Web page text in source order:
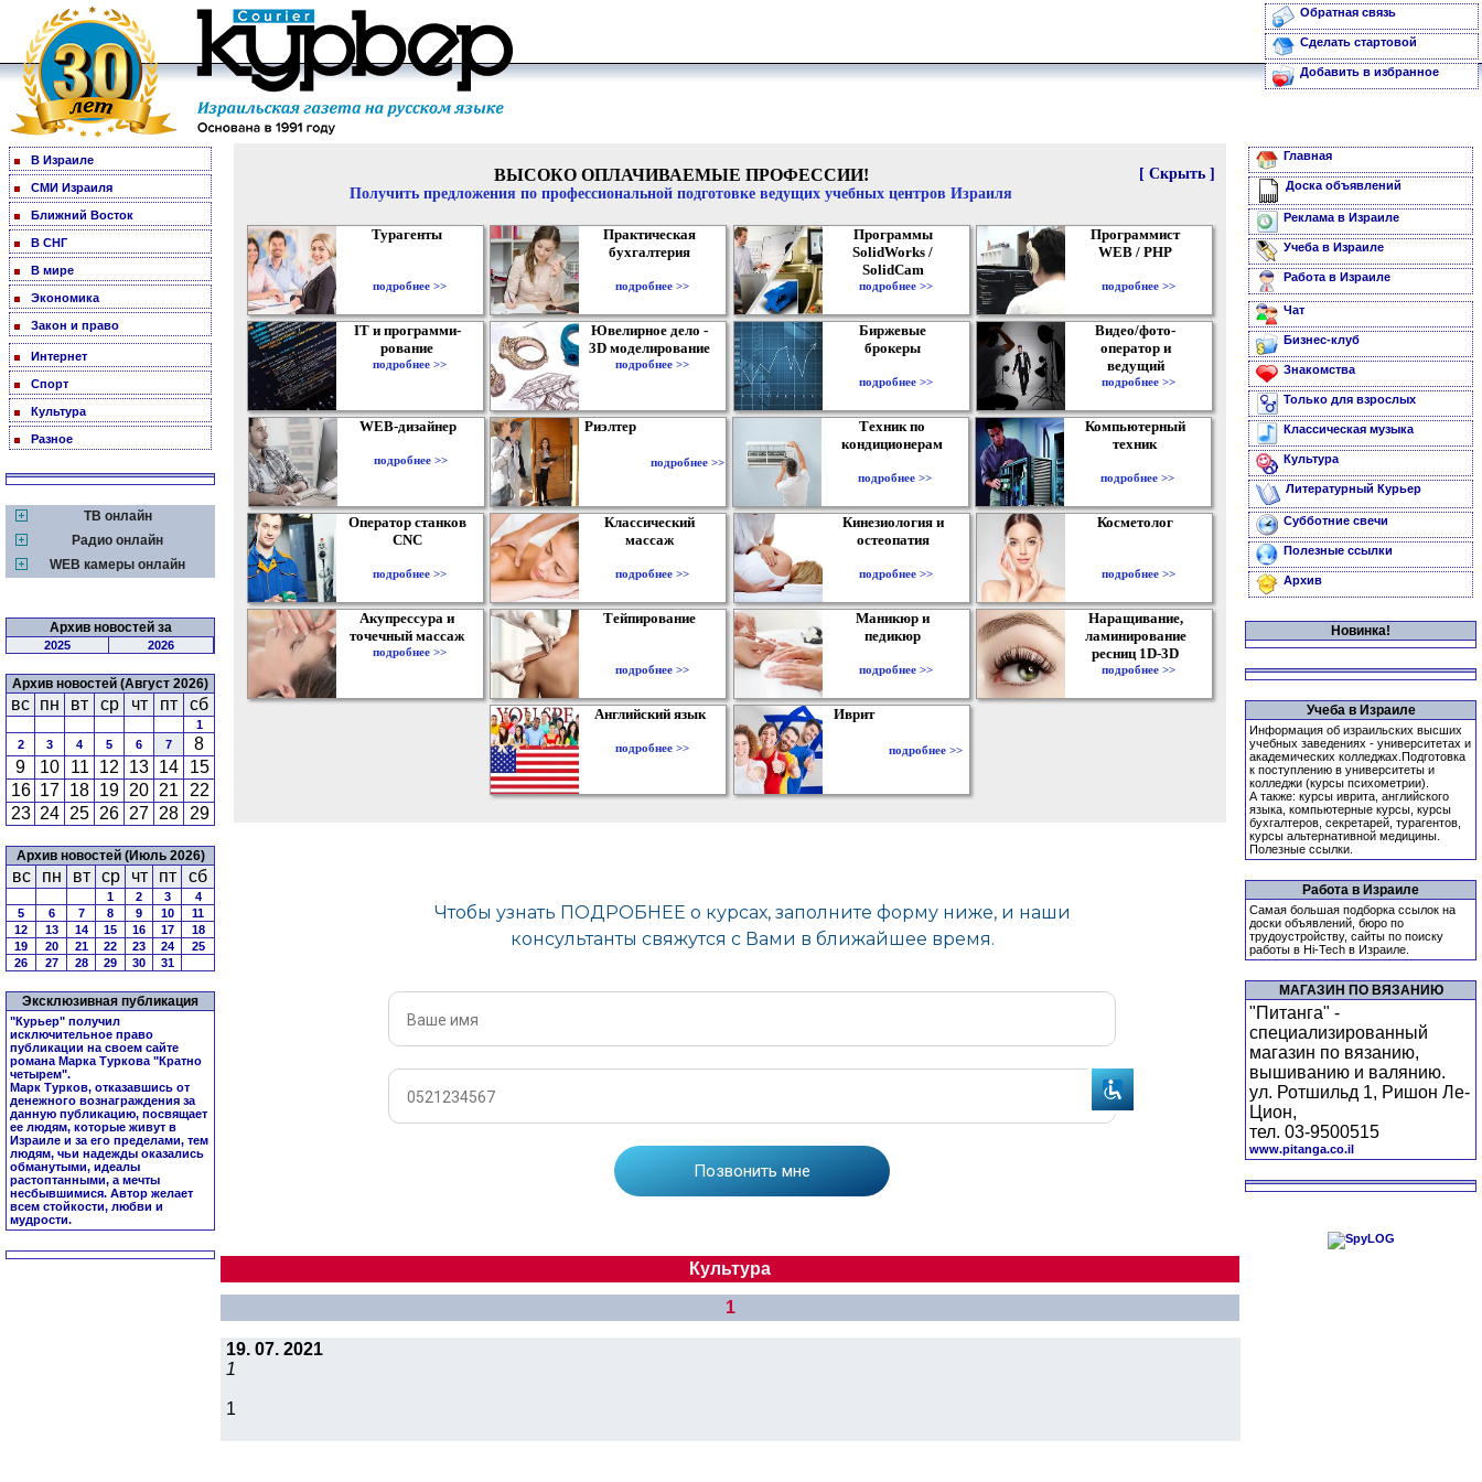
Обратная связь
Сделать стартовой
Добавить в избранное
В Израиле
СМИ Израиля
Ближний Восток
В СНГ
В мире
Экономика
Закон и право
Интернет
Спорт
Культура
Разное
ТВ онлайн
Радио онлайн
WEB камеры онлайн
Архив новостей за
2025 2026
Архив новостей (Август 2026)
вс пн вт ср чт пт сб
1
2
3 4 5 6 7
8
9
10 11 12 13 14
15
16 17 18 19 20 21
22
23 24 25 26 27 28 29
Архив новостей (Июль 2026)
вс пн вт ср чт пт сб
1 2 3
4
5
6 7 8 9 10
11
12
13 14 15 16 17
18
19
20 21 22 23 24
25
26
27 28 29 30 31
Эксклюзивная публикация
"Курьер" получил
исключительное право
публикации на своем сайте
романа Марка Туркова "Кратно
четырем".
Марк Турков, отказавшись от
денежного вознаграждения за
данную публикацию, посвящает
ее людям, которые живут в
Израиле и за его пределами, тем
людям, чьи надежды оказались
обманутыми, идеалы
растоптанными, а мечты
несбывшимися. Автор желает
всем стойкости, любви и
мудрости.
[ Скрыть ]
ВЫСОКО ОПЛАЧИВАЕМЫЕ ПРОФЕССИИ!
Получить предложения по профессиональной подготовке ведущих учебных центров Израиля
Турагенты
подробнее >>
Практическая
бухгалтерия
подробнее >>
Программы
SolidWorks /
SolidCam
подробнее >>
Программист
WEB / PHP
подробнее >>
IT и программи-
рование
подробнее >>
Ювелирное дело -
3D моделирование
подробнее >>
Биржевые
брокеры
подробнее >>
Видео/фото-
оператор и
ведущий
подробнее >>
WEB-дизайнер
подробнее >>
Риэлтер
подробнее >>
Техник по
кондиционерам
подробнее >>
Компьютерный
техник
подробнее >>
Оператор станков
CNC
подробнее >>
Классический
массаж
подробнее >>
Кинезиология и
остеопатия
подробнее >>
Косметолог
подробнее >>
Акупрессура и
точечный массаж
подробнее >>
Тейпирование
подробнее >>
Маникюр и
педикюр
подробнее >>
Наращивание,
ламинирование
ресниц 1D-3D
подробнее >>
Английский язык
подробнее >>
Иврит
подробнее >>
Культура
1
19. 07. 2021
1
1
Главная
Доска объявлений
Реклама в Израиле
Учеба в Израиле
Работа в Израиле
Чат
Бизнес-клуб
Знакомства
Только для взрослых
Классическая музыка
Культура
Литературный Курьер
Субботние свечи
Полезные ссылки
Архив
Новинка!
Учеба в Израиле
Информация об израильских высших
учебных заведениях - университетах и
академических колледжах.Подготовка
к поступлению в университеты и
колледжи (курсы психометрии).
А также: курсы иврита, английского
языка, компьютерные курсы, курсы
бухгалтеров, секретарей, турагентов,
курсы альтернативной медицины.
Полезные ссылки.
Работа в Израиле
Самая большая подборка ссылок на
доски объявлений, бюро по
трудоустройству, сайты по поиску
работы в Hi-Tech в Израиле.
МАГАЗИН ПО ВЯЗАНИЮ
"Питанга" -
специализированный
магазин по вязанию,
вышиванию и валянию.
ул. Ротшильд 1, Ришон Ле-
Цион,
тел. 03-9500515
www.pitanga.co.il